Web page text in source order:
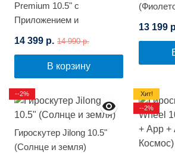
Premium 10.5" с
Приложением и
(Цветной огонь)
14 399 р. 14 990 р.
В корзину
13 199
Гироскутер Jilong 10.5"
(Солнце и земля)
--2%
Хит!
--2%